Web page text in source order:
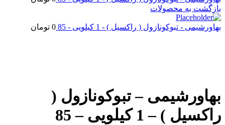
بازگشت به محصولات
بهاورشیمی - تبوکونازول ( راکسیل ) - 1 کیلویی - 85 0 تومان
بهاورشیمی – تبوکونازول (
راکسیل ) – 1 کیلویی – 85